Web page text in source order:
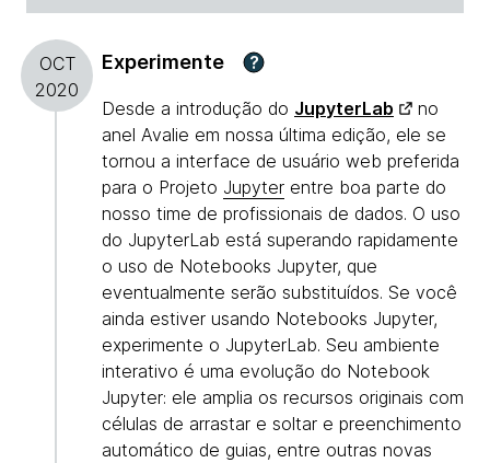
OCT
2020
Experimente ?
Desde a introdução do JupyterLab
no
anel Avalie em nossa última edição, ele se
tornou a interface de usuário web preferida
para o Projeto Jupyter entre boa parte do
nosso time de profissionais de dados. O uso
do JupyterLab está superando rapidamente
o uso de Notebooks Jupyter, que
eventualmente serão substituídos. Se você
ainda estiver usando Notebooks Jupyter,
experimente o JupyterLab. Seu ambiente
interativo é uma evolução do Notebook
Jupyter: ele amplia os recursos originais com
células de arrastar e soltar e preenchimento
automático de guias, entre outras novas